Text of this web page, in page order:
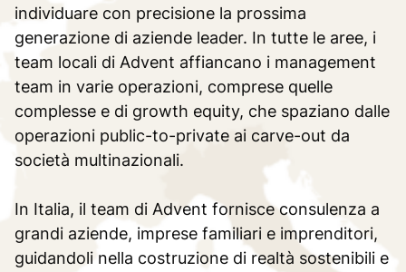
individuare con precisione la prossima
generazione di aziende leader. In tutte le aree, i
team locali di Advent affiancano i management
team in varie operazioni, comprese quelle
complesse e di growth equity, che spaziano dalle
operazioni public-to-private ai carve-out da
società multinazionali.
In Italia, il team di Advent fornisce consulenza a
grandi aziende, imprese familiari e imprenditori,
guidandoli nella costruzione di realtà sostenibili e